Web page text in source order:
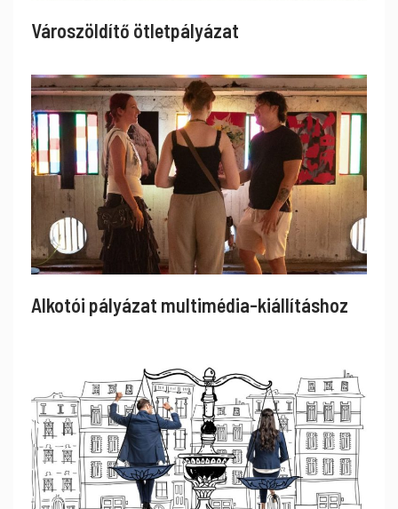
Városzöldítő ötletpályázat
Alkotói pályázat multimédia-kiállításhoz